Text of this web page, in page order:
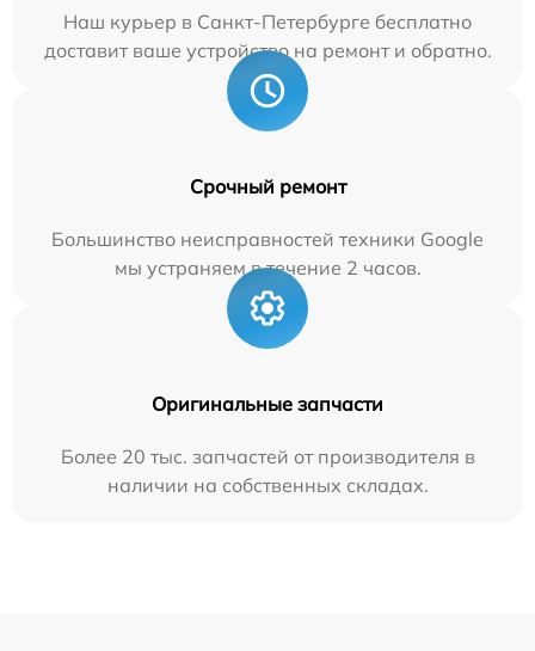
Наш курьер в Санкт-Петербурге бесплатно
доставит ваше устройство на ремонт и обратно.
Срочный ремонт
Большинство неисправностей техники Google
мы устраняем в течение 2 часов.
Оригинальные запчасти
Более 20 тыс. запчастей от производителя в
наличии на собственных складах.